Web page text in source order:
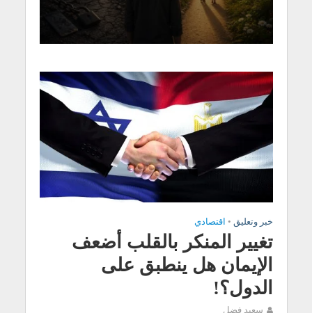
خبر وتعليق • اقتصادي
تغيير المنكر بالقلب أضعف
الإيمان هل ينطبق على
الدول؟!
سعيد فضل